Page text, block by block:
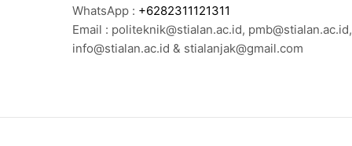
WhatsApp : +6282311121311
Email : politeknik@stialan.ac.id, pmb@stialan.ac.id,
info@stialan.ac.id & stialanjak@gmail.com